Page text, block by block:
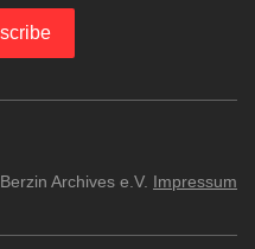
Archives e.V. Impressum